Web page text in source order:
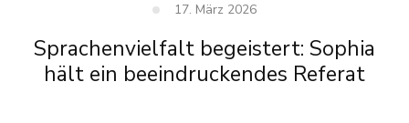
17. März 2026
Sprachenvielfalt begeistert: Sophia
hält ein beeindruckendes Referat